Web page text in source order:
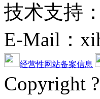
技术支持
E-Mail：
经营性网站备案信息
Copyright